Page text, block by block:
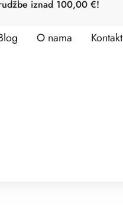
iznad 100,00 €!
O nama Kontakt